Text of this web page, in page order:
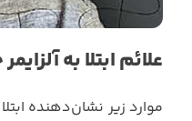
علائم ابتلا به
موارد زیر نشان‌دهنده